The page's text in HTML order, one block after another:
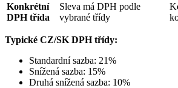
Konkrétní
DPH třída
Sleva má DPH podle
vybrané třídy
Typické CZ/SK DPH třídy:
Standardní sazba: 21%
Snížená sazba: 15%
Druhá snížená sazba: 10%